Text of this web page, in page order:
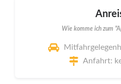
Wie komme ich zum
Anfahrt: